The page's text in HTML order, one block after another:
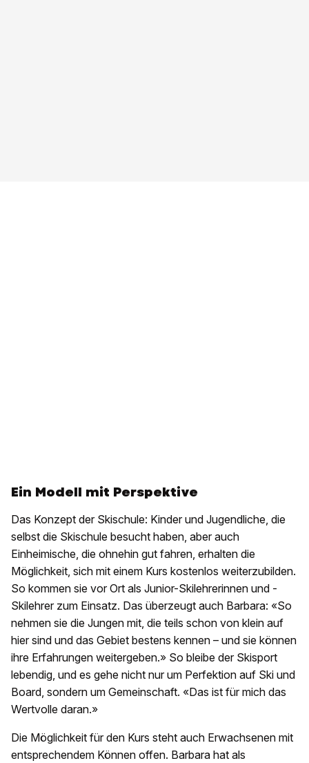
Ein Modell mit Perspektive
Das Konzept der Skischule: Kinder und Jugendliche, die
selbst die Skischule besucht haben, aber auch
Einheimische, die ohnehin gut fahren, erhalten die
Möglichkeit, sich mit einem Kurs kostenlos weiterzubilden.
So kommen sie vor Ort als Junior-Skilehrerinnen und -
Skilehrer zum Einsatz. Das überzeugt auch Barbara: «So
nehmen sie die Jungen mit, die teils schon von klein auf
hier sind und das Gebiet bestens kennen – und sie können
ihre Erfahrungen weitergeben.» So bleibe der Skisport
lebendig, und es gehe nicht nur um Perfektion auf Ski und
Board, sondern um Gemeinschaft. «Das ist für mich das
Wertvolle daran.»
Die Möglichkeit für den Kurs steht auch Erwachsenen mit
entsprechendem Können offen. Barbara hat als